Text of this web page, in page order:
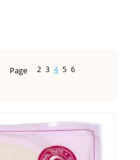
Page 2 3 4 5 6